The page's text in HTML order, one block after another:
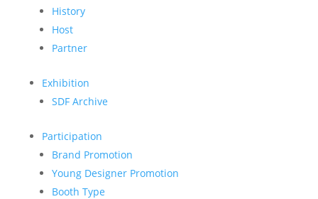
History
Host
Partner
Exhibition
SDF Archive
Participation
Brand Promotion
Young Designer Promotion
Booth Type